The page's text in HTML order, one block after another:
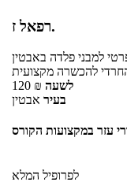
רפאל ז.
למבני פלדה באבטין
החרדי להכשרה מקצועית
120 ₪ לשעה
בעיר אבטין
עזר במקצועות הקורס
לפרופיל המלא